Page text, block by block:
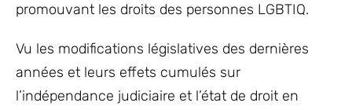
promouvant les droits des personnes LGBTIQ.
Vu les modifications législatives des dernières
années et leurs effets cumulés sur
l’indépendance judiciaire et l’état de droit en